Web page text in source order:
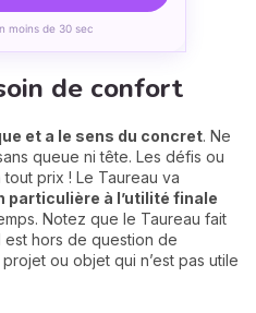
moins de 30 sec
de confort
et a le sens du concret. Ne
queue ni tête. Les défis ou
prix ! Le Taureau va
particulière à l’utilité finale
Notez que le Taureau fait
est hors de question de
ou objet qui n’est pas utile